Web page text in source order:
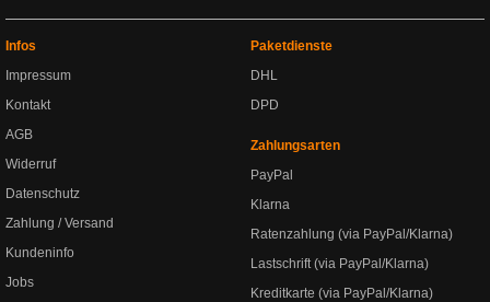
Infos
Impressum
Kontakt
AGB
Widerruf
Datenschutz
Zahlung / Versand
Kundeninfo
Jobs
Paketdienste
DHL
DPD
Zahlungsarten
PayPal
Klarna
Ratenzahlung (via PayPal/Klarna)
Lastschrift (via PayPal/Klarna)
Kreditkarte (via PayPal/Klarna)